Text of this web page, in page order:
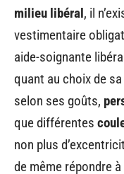
milieu libéral, il
vestimentaire
aide-soignante
quant au choix de sa
selon ses goûts,
que différentes
non plus
de même répondre